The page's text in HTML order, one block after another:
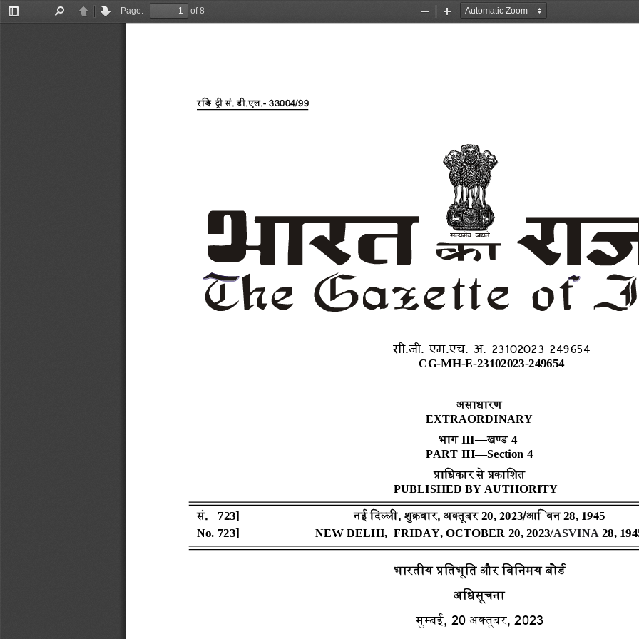
Toggle
PreviousNext
Page:
of 8
Zoom
Zoom
रजिस्ट्री सं . डी.एल.- 33004/99
xxxGIDHxxx
xxxGIDExxx
असाधारण
EXTRAORDINARY
भाग III—खण् ड 4
PART III—Section 4
प्राजधकार से प्रकाजित
PUBLISHED BY AUTHORITY
भारतीय प्रजतभूजत और जिजिमय बोडड
अजधसूचिा
मुम्बई , 20 अक् तूबर, 2023
सं. 723] िई ददल्ली, िुक्रिार, अक् तूबर 20, 2023/आज‍ िि28, 1945
No. 723] NEW DELHI, FRIDAY, OCTOBER 20, 2023/ASVINA 28,
सी.जी.-एम.एच.-अ.-23102023-249654
CG-MH-E-23102023-249654